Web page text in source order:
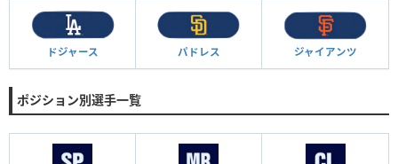
ドジャース パドレス ジャイアンツ
ポジション別選手一覧